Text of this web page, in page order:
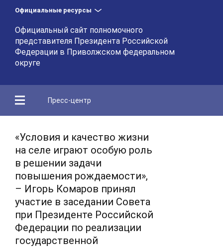
Официальные ресурсы
Официальный сайт полномочного
представителя Президента Российской
Федерации в Приволжском федеральном
округе
Пресс-центр
«Условия и качество жизни
на селе играют особую роль
в решении задачи
повышения рождаемости»,
– Игорь Комаров принял
участие в заседании Совета
при Президенте Российской
Федерации по реализации
государственной